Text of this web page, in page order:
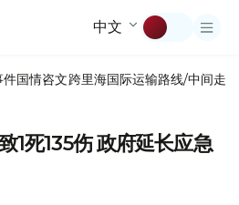
中文
件国情咨文跨里海国际运输路线/中间走廊
1死135伤 政府延长应急